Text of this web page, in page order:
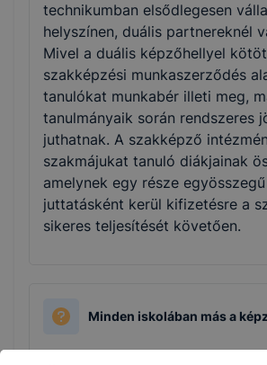
technikumban elsődlegesen
helyszínen, duális partnereknél
Mivel a duális képzőhellyel
szakképzési munkaszerződés
tanulókat munkabér illeti meg,
tanulmányaik során rendszeres
juthatnak. A szakképző
szakmájukat tanuló diákjainak
amelynek egy része
juttatásként kerül kifizetésre a
sikeres teljesítését követően.
Minden iskolában más a